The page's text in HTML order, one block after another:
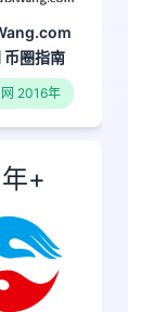
币圈指南
2016年
+